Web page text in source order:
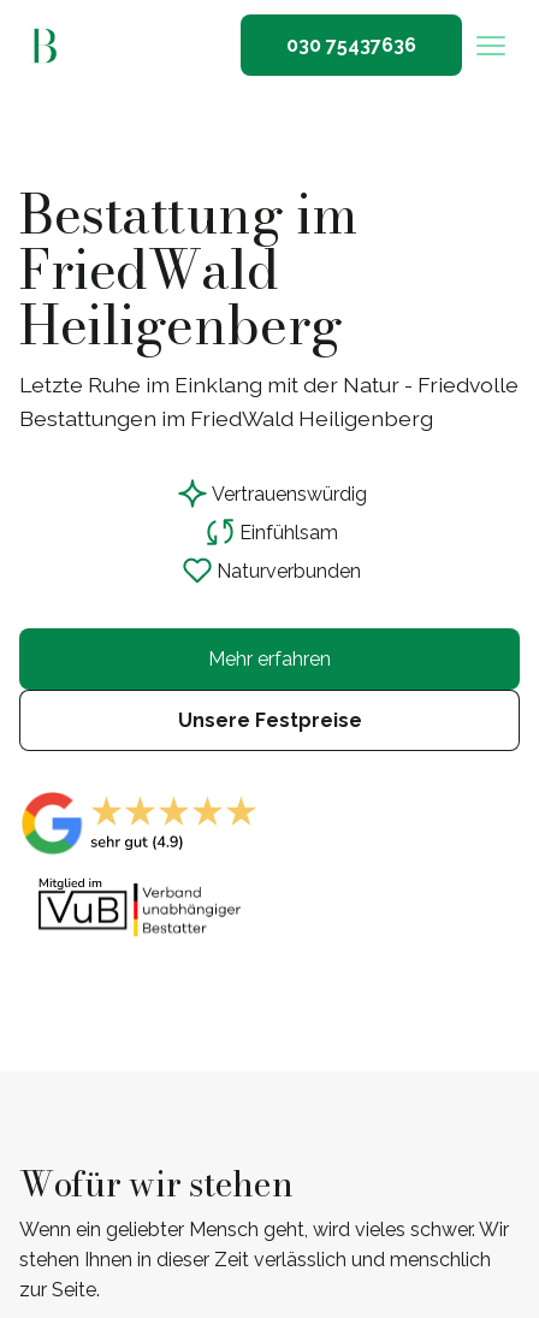
030 75437636
Bestattung im
FriedWald
Heiligenberg
Letzte Ruhe im Einklang mit der Natur - Friedvolle
Bestattungen im FriedWald Heiligenberg
Vertrauenswürdig
Einfühlsam
Naturverbunden
Mehr erfahren
Unsere Festpreise
Wofür wir stehen
Wenn ein geliebter Mensch geht, wird vieles schwer. Wir
stehen Ihnen in dieser Zeit verlässlich und menschlich
zur Seite.